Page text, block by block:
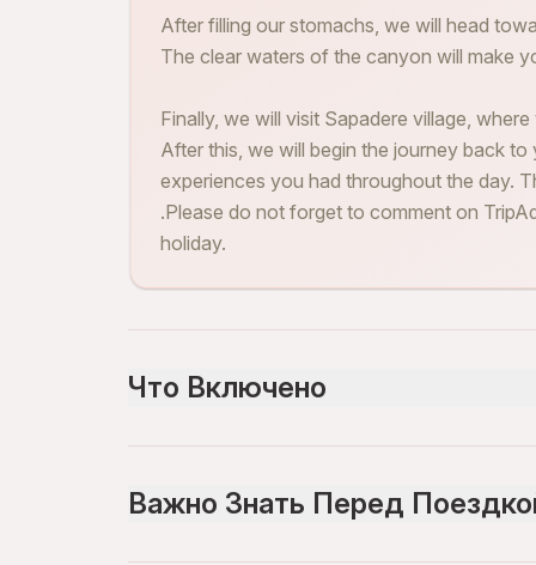
After filling our stomachs, we will head
The clear waters of the canyon will make
Finally, we will visit Sapadere village,
After this, we will begin the journey back
experiences you had throughout the day.
.Please do not forget to comment on
holiday.
Что Включено
Entry ticket to Sapadere Canyon
Важно Знать Перед